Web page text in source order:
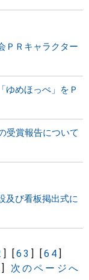
ＰＲキャラクター
ゆめほっぺ」をＰ
受賞報告について
及び看板掲出式に
] [63 ] [64 ]
]
次のページへ